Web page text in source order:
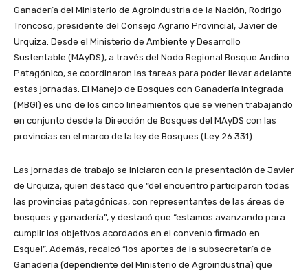
Ganadería del Ministerio de Agroindustria de la Nación, Rodrigo
Troncoso, presidente del Consejo Agrario Provincial, Javier de
Urquiza. Desde el Ministerio de Ambiente y Desarrollo
Sustentable (MAyDS), a través del Nodo Regional Bosque Andino
Patagónico, se coordinaron las tareas para poder llevar adelante
estas jornadas. El Manejo de Bosques con Ganadería Integrada
(MBGI) es uno de los cinco lineamientos que se vienen trabajando
en conjunto desde la Dirección de Bosques del MAyDS con las
provincias en el marco de la ley de Bosques (Ley 26.331).
Las jornadas de trabajo se iniciaron con la presentación de Javier
de Urquiza, quien destacó que “del encuentro participaron todas
las provincias patagónicas, con representantes de las áreas de
bosques y ganadería”, y destacó que “estamos avanzando para
cumplir los objetivos acordados en el convenio firmado en
Esquel”. Además, recalcó “los aportes de la subsecretaría de
Ganadería (dependiente del Ministerio de Agroindustria) que